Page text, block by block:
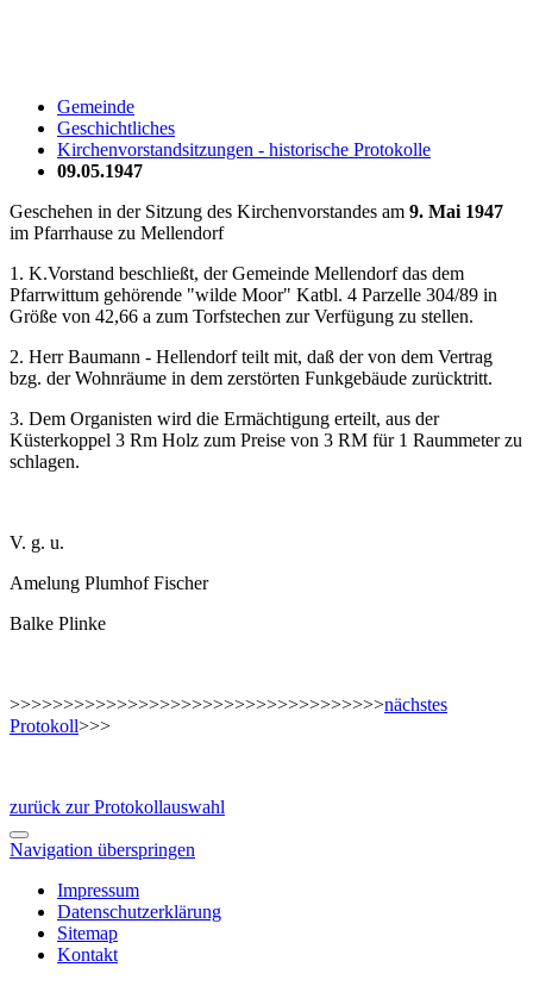
Gemeinde
Geschichtliches
Kirchenvorstandsitzungen - historische Protokolle
09.05.1947
Geschehen in der Sitzung des Kirchenvorstandes am 9. Mai 1947
im Pfarrhause zu Mellendorf
1. K.Vorstand beschließt, der Gemeinde Mellendorf das dem
Pfarrwittum gehörende "wilde Moor" Katbl. 4 Parzelle 304/89 in
Größe von 42,66 a zum Torfstechen zur Verfügung zu stellen.
2. Herr Baumann - Hellendorf teilt mit, daß der von dem Vertrag
bzg. der Wohnräume in dem zerstörten Funkgebäude zurücktritt.
3. Dem Organisten wird die Ermächtigung erteilt, aus der
Küsterkoppel 3 Rm Holz zum Preise von 3 RM für 1 Raummeter zu
schlagen.
V. g. u.
Amelung Plumhof Fischer
Balke Plinke
>>>>>>>>>>>>>>>>>>>>>>>>>>>>>>>>>>>nächstes
Protokoll>>>
zurück zur Protokollauswahl
Navigation überspringen
Impressum
Datenschutzerklärung
Sitemap
Kontakt